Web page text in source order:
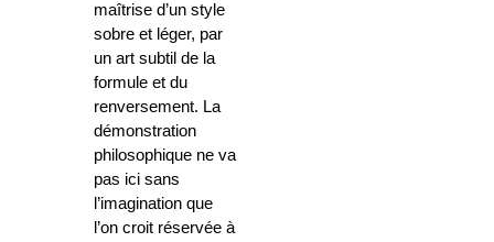
maîtrise d’un style
sobre et léger, par
un art subtil de la
formule et du
renversement. La
démonstration
philosophique ne va
pas ici sans
l’imagination que
l’on croit réservée à